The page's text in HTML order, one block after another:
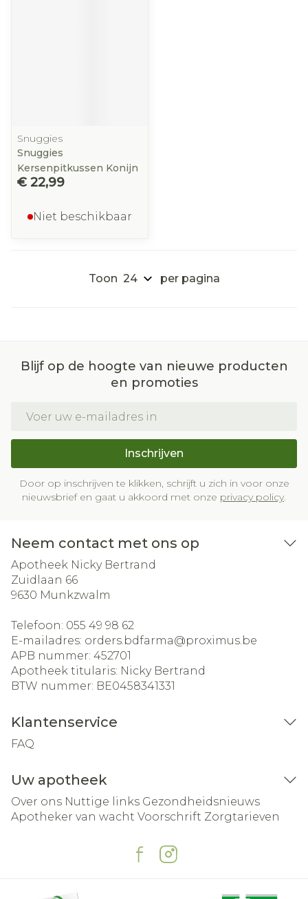
Snuggies
Snuggies
Kersenpitkussen Konijn
€ 22,99
Niet beschikbaar
Toon per pagina
Blijf op de hoogte van nieuwe producten
en promoties
Inschrijven
Door op inschrijven te klikken, schrijft u zich in voor onze
nieuwsbrief en gaat u akkoord met onze privacy policy.
Neem contact met ons op
Apotheek Nicky Bertrand
Zuidlaan 66
9630 Munkzwalm
Telefoon: 055 49 98 62
E-mailadres: orders.bdfarma@proximus.be
APB nummer: 452701
Apotheek titularis: Nicky Bertrand
BTW nummer: BE0458341331
Klantenservice
FAQ
Uw apotheek
Over ons Nuttige links Gezondheidsnieuws
Apotheker van wacht Voorschrift Zorgtarieven